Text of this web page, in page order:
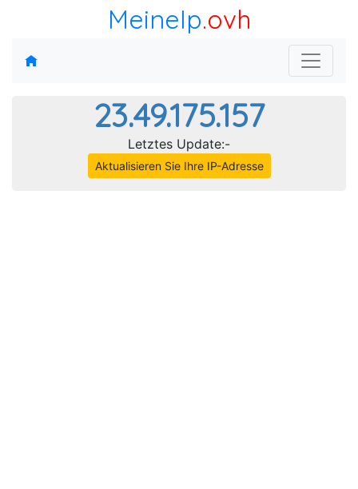
MeineIp.ovh
23.49.175.157
Letztes Update:-
Aktualisieren Sie Ihre IP-Adresse